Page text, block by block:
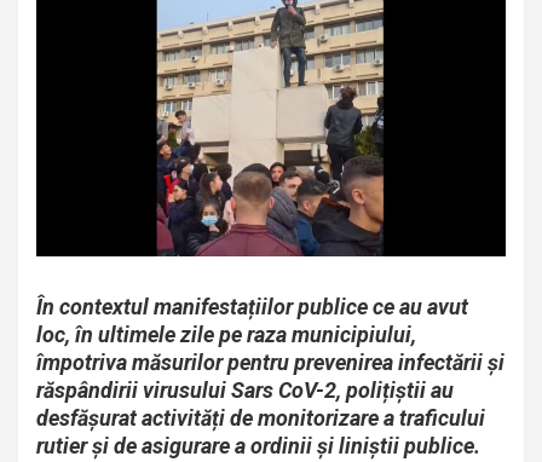
În contextul manifestațiilor publice ce au avut
loc, în ultimele zile pe raza municipiului,
împotriva măsurilor pentru prevenirea infectării și
răspândirii virusului Sars CoV-2, polițiștii au
desfășurat activități de monitorizare a traficului
rutier și de asigurare a ordinii și liniștii publice.